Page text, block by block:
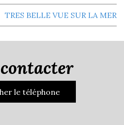
TRES BELLE VUE SUR LA MER
contacter
le téléphone